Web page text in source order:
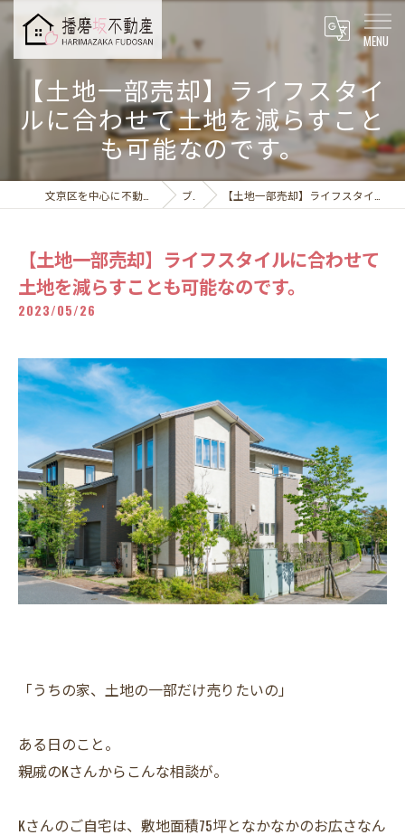
【土地一部売却】ライフスタイ
ルに合わせて土地を減らすこと
も可能なのです。
ブログ 【土地一部売却】ライフスタイルに合わせて土地を減らすことも可能なのです。
【土地一部売却】ライフスタイルに合わせて
土地を減らすことも可能なのです。
2023/05/26
「うちの家、土地の一部だけ売りたいの」
ある日のこと。
親戚のKさんからこんな相談が。
Kさんのご自宅は、敷地面積75坪となかなかのお広さなん